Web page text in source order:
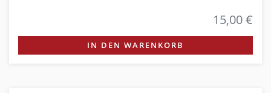
15,00 €
IN DEN WARENKORB